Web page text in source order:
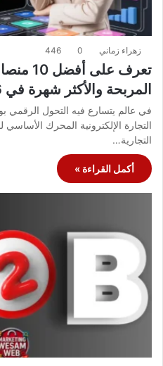
زهراء زماني 0
446
تعرف
المربحة والأكثر شهرة في 2026
في عالم يتسارع فيه التحول
التجارة الإلكترونية المحرك الأساسي
التجارية…
أكمل القراءة »